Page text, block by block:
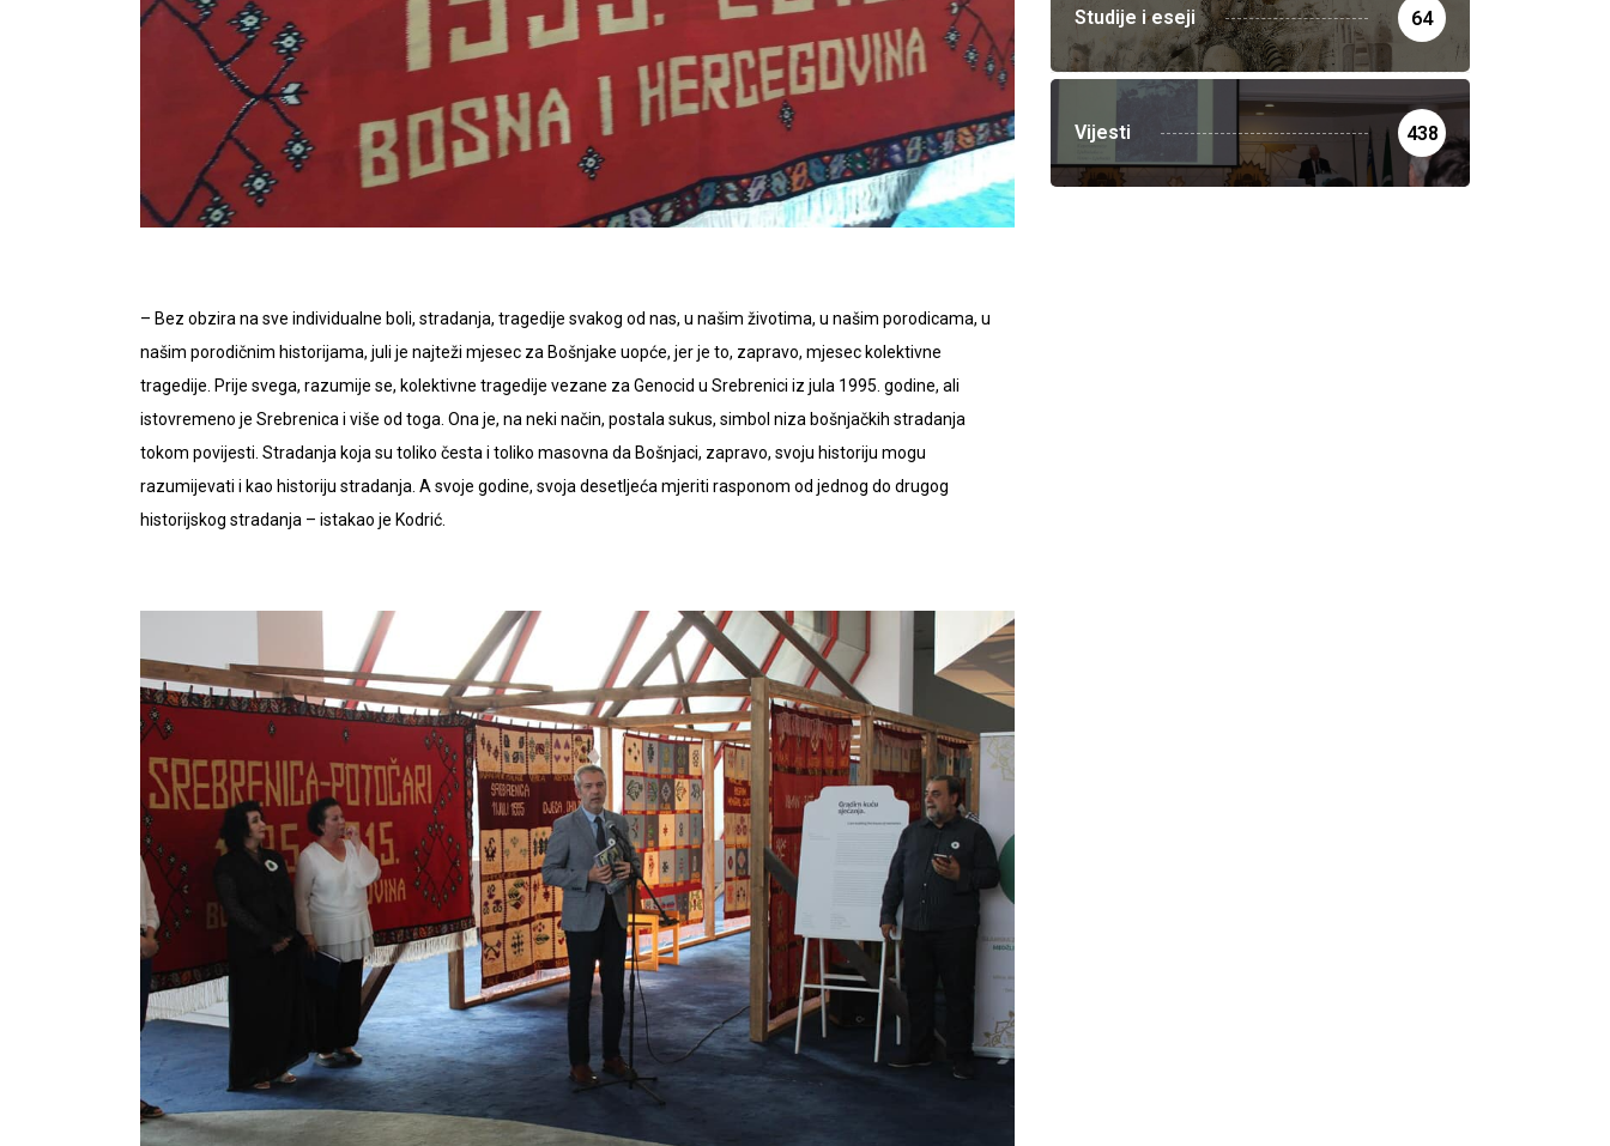
– Bez obzira na sve individualne boli, stradanja, tragedije svakog od nas, u našim životima, u našim porodicama, u
našim porodičnim historijama, juli je najteži mjesec za Bošnjake uopće, jer je to, zapravo, mjesec kolektivne
tragedije. Prije svega, razumije se, kolektivne tragedije vezane za Genocid u Srebrenici iz jula 1995. godine, ali
istovremeno je Srebrenica i više od toga. Ona je, na neki način, postala sukus, simbol niza bošnjačkih stradanja
tokom povijesti. Stradanja koja su toliko česta i toliko masovna da Bošnjaci, zapravo, svoju historiju mogu
razumijevati i kao historiju stradanja. A svoje godine, svoja desetljeća mjeriti rasponom od jednog do drugog
historijskog stradanja – istakao je Kodrić.
Studije i eseji 64
Vijesti 438